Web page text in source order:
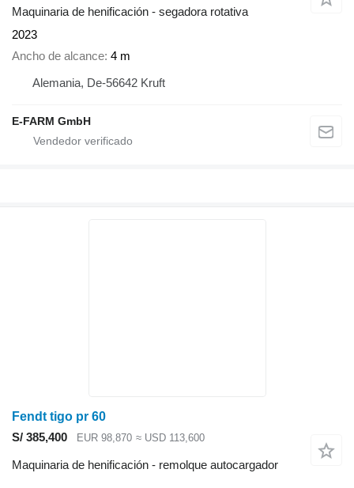
Maquinaria de henificación - segadora rotativa
2023
Ancho de alcance 4 m
Alemania, De-56642 Kruft
E-FARM GmbH
Fendt tigo pr 60
S/ 385,400
EUR 98,870 ≈ USD 113,600
Maquinaria de henificación - remolque autocargador